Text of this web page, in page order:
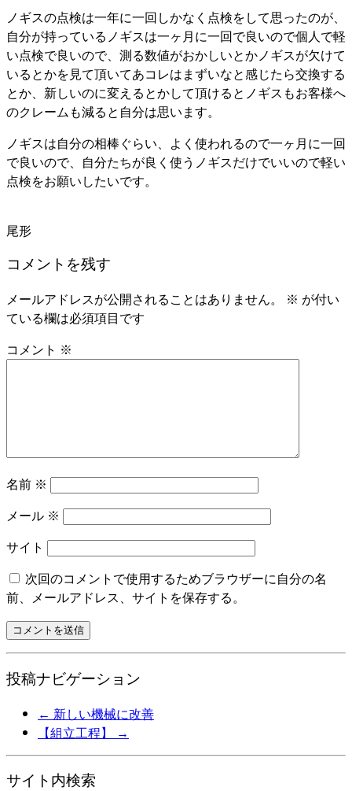
ノギスの点検は一年に一回しかなく点検をして思ったのが、
自分が持っているノギスは一ヶ月に一回で良いので個人で軽
い点検で良いので、測る数値がおかしいとかノギスが欠けて
いるとかを見て頂いてあコレはまずいなと感じたら交換する
とか、新しいのに変えるとかして頂けるとノギスもお客様へ
のクレームも減ると自分は思います。
ノギスは自分の相棒ぐらい、よく使われるので一ヶ月に一回
で良いので、自分たちが良く使うノギスだけでいいので軽い
点検をお願いしたいです。
尾形
コメントを残す
メールアドレスが公開されることはありません。 ※ が付い
ている欄は必須項目です
コメント ※
名前 ※
メール ※
サイト
次回のコメントで使用するためブラウザーに自分の名
前、メールアドレス、サイトを保存する。
投稿ナビゲーション
← 新しい機械に改善
【組立工程】
→
サイト内検索